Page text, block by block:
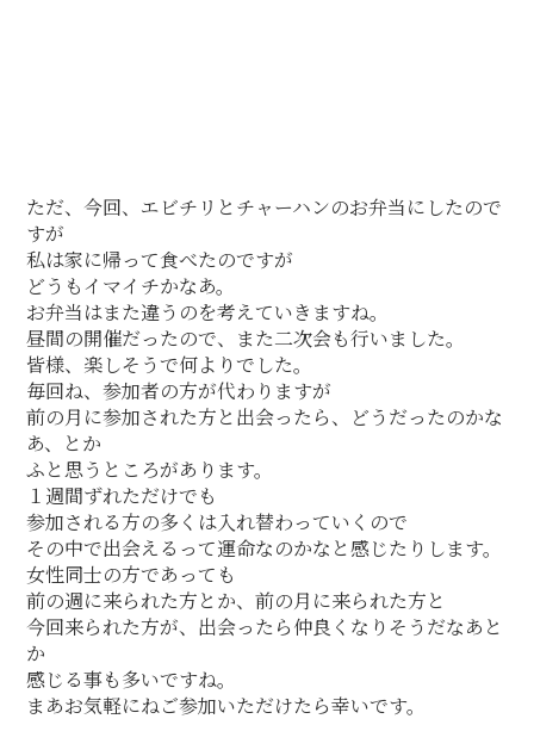
ただ、今回、エビチリとチャーハンのお弁当にしたので
すが
私は家に帰って食べたのですが
どうもイマイチかなあ。
お弁当はまた違うのを考えていきますね。
昼間の開催だったので、また二次会も行いました。
皆様、楽しそうで何よりでした。
毎回ね、参加者の方が代わりますが
前の月に参加された方と出会ったら、どうだったのかな
あ、とか
ふと思うところがあります。
１週間ずれただけでも
参加される方の多くは入れ替わっていくので
その中で出会えるって運命なのかなと感じたりします。
女性同士の方であっても
前の週に来られた方とか、前の月に来られた方と
今回来られた方が、出会ったら仲良くなりそうだなあと
か
感じる事も多いですね。
まあお気軽にねご参加いただけたら幸いです。